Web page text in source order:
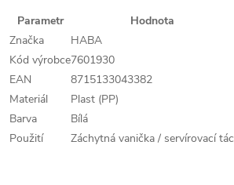
Parametr
Hodnota
Značka
HABA
Kód výrobce7601930
EAN
8715133043382
Materiál
Plast (PP)
Barva
Bílá
Použití
Záchytná vanička / servírovací tác